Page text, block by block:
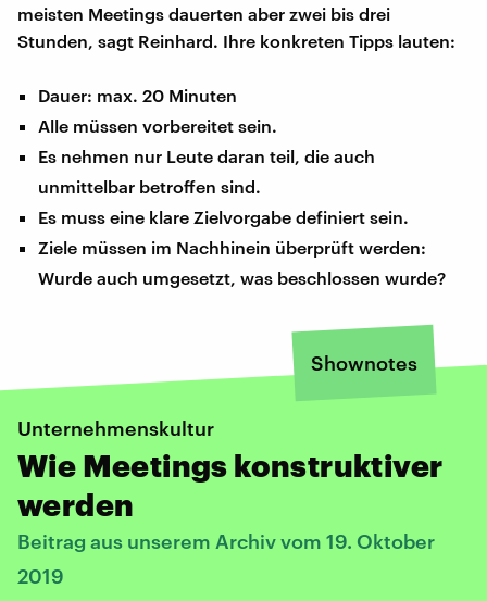
meisten Meetings dauerten aber zwei bis drei
Stunden, sagt Reinhard. Ihre konkreten Tipps lauten:
Dauer: max. 20 Minuten
Alle müssen vorbereitet sein.
Es nehmen nur Leute daran teil, die auch
unmittelbar betroffen sind.
Es muss eine klare Zielvorgabe definiert sein.
Ziele müssen im Nachhinein überprüft werden:
Wurde auch umgesetzt, was beschlossen wurde?
Shownotes
Unternehmenskultur
Wie Meetings konstruktiver
werden
Beitrag aus unserem Archiv vom 19. Oktober
2019